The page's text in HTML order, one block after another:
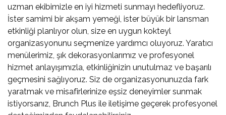
uzman ekibimizle en iyi hizmeti sunmayı hedefliyoruz.
İster samimi bir akşam yemeği, ister büyük bir lansman
etkinliği planlıyor olun, size en uygun kokteyl
organizasyonunu seçmenize yardımcı oluyoruz. Yaratıcı
menülerimiz, şık dekorasyonlarımız ve profesyonel
hizmet anlayışımızla, etkinliğinizin unutulmaz ve başarılı
geçmesini sağlıyoruz. Siz de organizasyonunuzda fark
yaratmak ve misafirlerinize eşsiz deneyimler sunmak
istiyorsanız, Brunch Plus ile iletişime geçerek profesyonel